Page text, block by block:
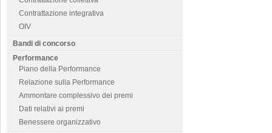
Contrattazione integrativa
OIV
Bandi di concorso
Performance
Piano della Performance
Relazione sulla Performance
Ammontare complessivo dei premi
Dati relativi ai premi
Benessere organizzativo